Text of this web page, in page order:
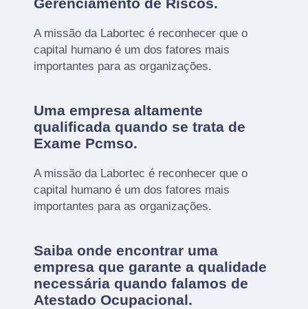
Gerenciamento de Riscos.
A missão da Labortec é reconhecer que o
capital humano é um dos fatores mais
importantes para as organizações.
Uma empresa altamente
qualificada quando se trata de
Exame Pcmso.
A missão da Labortec é reconhecer que o
capital humano é um dos fatores mais
importantes para as organizações.
Saiba onde encontrar uma
empresa que garante a qualidade
necessária quando falamos de
Atestado Ocupacional.